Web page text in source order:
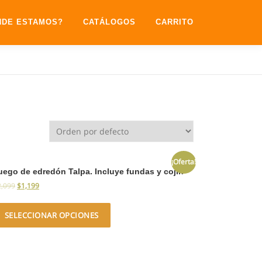
ESTAMOS? CATÁLOGOS CARRITO
¡Oferta!
de edredón Talpa. Incluye fundas y cojin
$1,199
SELECCIONAR OPCIONES